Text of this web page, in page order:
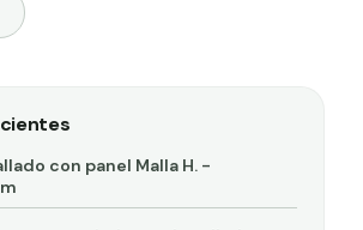
con panel Malla H. -